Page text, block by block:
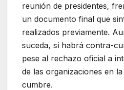
reunión de presidentes,
un documento final que
realizados previamente.
suceda, sí habrá contra-
pese al rechazo oficial a
de las organizaciones en
cumbre.